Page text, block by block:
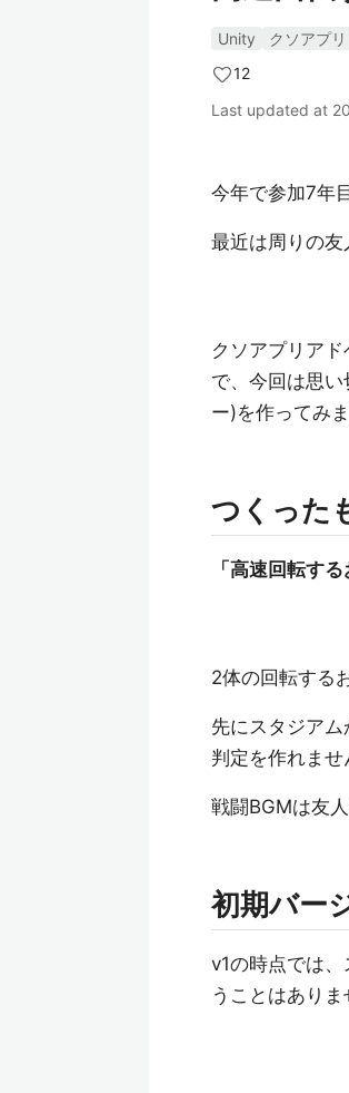
Unity
クソアプリ
12
Last updated at
今年で参加7年
最近は周りの友
クソアプリア
で、今回は思
ー)を作ってみ
つくった
「高速回転す
2体の回転する
先にスタジア
判定を作れませ
戦闘BGMは友
初期バー
v1の時点では
うことはありま